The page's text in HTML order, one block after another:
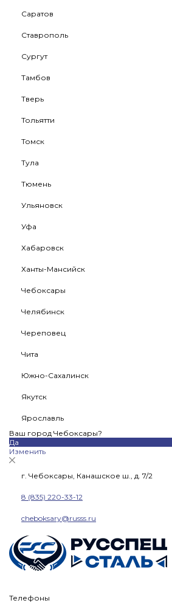
Саратов
Ставрополь
Сургут
Тамбов
Тверь
Тольятти
Томск
Тула
Тюмень
Ульяновск
Уфа
Хабаровск
Ханты-Мансийск
Чебоксары
Челябинск
Череповец
Чита
Южно-Сахалинск
Якутск
Ярославль
Ваш город Чебоксары?
Да
Изменить
г. Чебоксары, Канашское ш., д. 7/2
8 (835) 220-33-12
cheboksary@russs.ru
Телефоны